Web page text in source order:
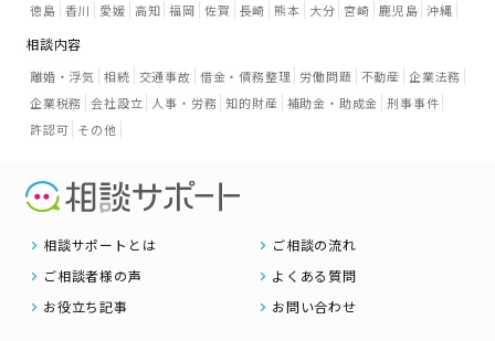
徳島 香川 愛媛 高知 福岡 佐賀 長崎 熊本 大分 宮崎 鹿児島 沖縄
相談内容
離婚・浮気 相続 交通事故 借金・債務整理 労働問題 不動産 企業法務
企業税務 会社設立 人事・労務 知的財産 補助金・助成金 刑事事件
許認可 その他
相談サポートとは
ご相談の流れ
ご相談者様の声
よくある質問
お役立ち記事
お問い合わせ